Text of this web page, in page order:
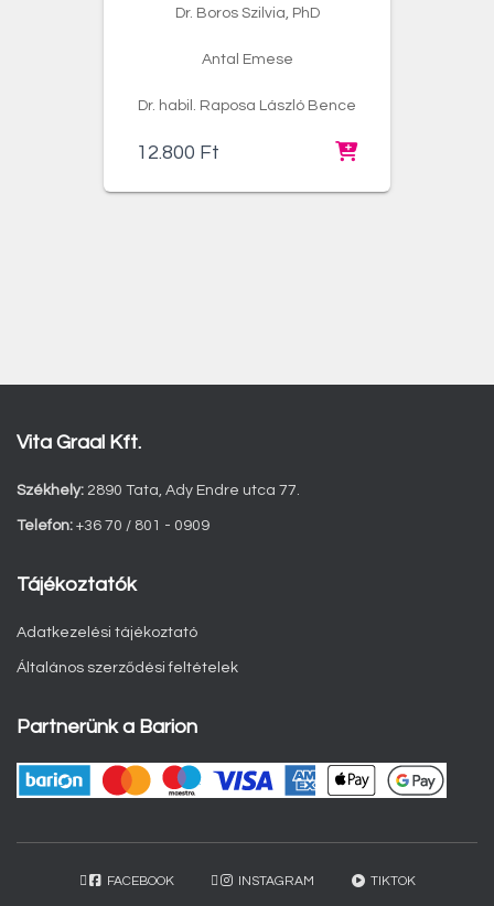
Dr. Boros Szilvia, PhD
Antal Emese
Dr. habil. Raposa László Bence
12.800 Ft
Vita Graal Kft.
Székhely: 2890 Tata, Ady Endre utca 77.
Telefon: +36 70 / 801 - 0909
Tájékoztatók
Adatkezelési tájékoztató
Általános szerződési feltételek
Partnerünk a Barion
FACEBOOK INSTAGRAM TIKTOK